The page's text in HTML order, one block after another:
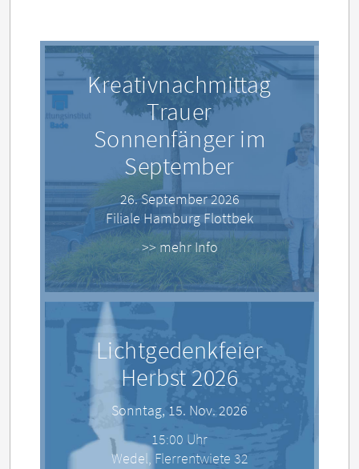
Kreativnachmittag
Trauer
Sonnenfänger im
September
26. September 2026
Filiale Hamburg Flottbek
>> mehr Info
Lichtgedenkfeier
Herbst 2026
Sonntag, 15. Nov. 2026
15:00 Uhr
Wedel, Flerrentwiete 32